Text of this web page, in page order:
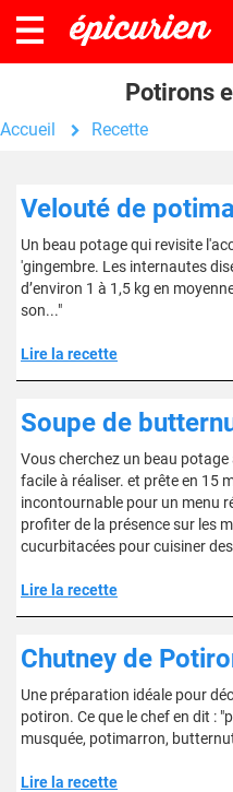
Potirons
Accueil Recette
Velouté de
Un beau potage qui revisite
'gingembre. Les internautes
d’environ 1 à 1,5 kg en
son..."
Lire la recette
Soupe de
Vous cherchez un beau
facile à réaliser. et prête en 15
incontournable pour un menu
profiter de la présence sur les
cucurbitacées pour cuisiner
Lire la recette
Chutney de
Une préparation idéale pour
potiron. Ce que le chef en dit :
musquée, potimarron,
Lire la recette